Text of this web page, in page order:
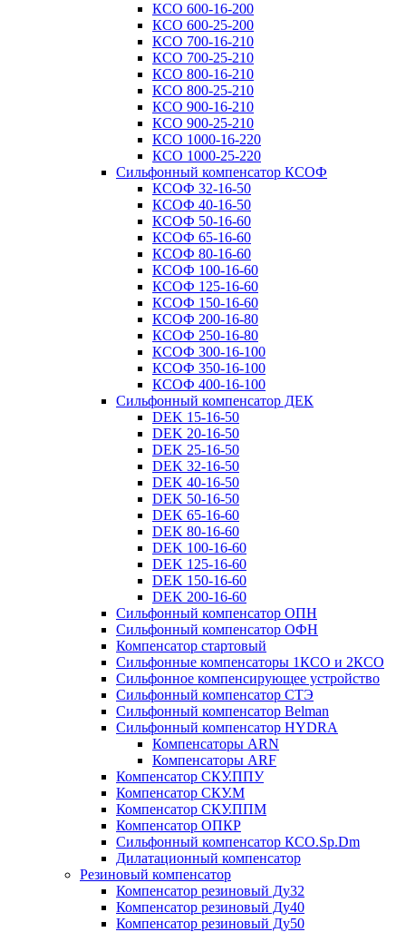
КСО 600-16-200
КСО 600-25-200
КСО 700-16-210
КСО 700-25-210
КСО 800-16-210
КСО 800-25-210
КСО 900-16-210
КСО 900-25-210
КСО 1000-16-220
КСО 1000-25-220
Сильфонный компенсатор КСОФ
КСОФ 32-16-50
КСОФ 40-16-50
КСОФ 50-16-60
КСОФ 65-16-60
КСОФ 80-16-60
КСОФ 100-16-60
КСОФ 125-16-60
КСОФ 150-16-60
КСОФ 200-16-80
КСОФ 250-16-80
КСОФ 300-16-100
КСОФ 350-16-100
КСОФ 400-16-100
Сильфонный компенсатор ДЕК
DEK 15-16-50
DEK 20-16-50
DEK 25-16-50
DEK 32-16-50
DEK 40-16-50
DEK 50-16-50
DEK 65-16-60
DEK 80-16-60
DEK 100-16-60
DEK 125-16-60
DEK 150-16-60
DEK 200-16-60
Сильфонный компенсатор ОПН
Сильфонный компенсатор ОФН
Компенсатор стартовый
Сильфонные компенсаторы 1КСО и 2КСО
Сильфонное компенсирующее устройство
Сильфонный компенсатор СТЭ
Сильфонный компенсатор Belman
Сильфонный компенсатор HYDRA
Компенсаторы ARN
Компенсаторы ARF
Компенсатор СКУ.ППУ
Компенсатор СКУ.М
Компенсатор СКУ.ППМ
Компенсатор ОПКР
Сильфонный компенсатор КСО.Sp.Dm
Дилатационный компенсатор
Резиновый компенсатор
Компенсатор резиновый Ду32
Компенсатор резиновый Ду40
Компенсатор резиновый Ду50